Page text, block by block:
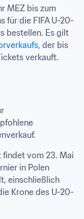
MEZ bis zum
für die FIFA U-20-
bestellen. Es gilt
, der bis
verkauft.
vom 23. Mai
in Polen
einschließlich
Krone des U-20-